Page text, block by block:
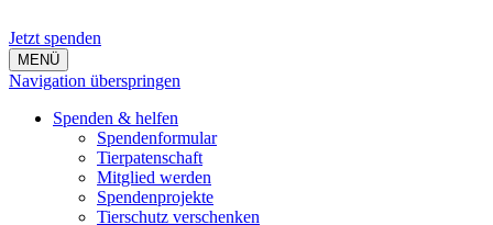
Jetzt spenden
MENÜ
Navigation überspringen
Spenden & helfen
Spendenformular
Tierpatenschaft
Mitglied werden
Spendenprojekte
Tierschutz verschenken